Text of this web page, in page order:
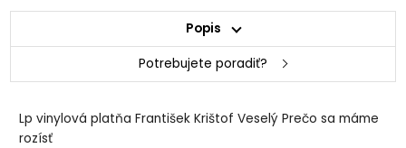
Popis
Potrebujete poradiť?
Lp vinylová platňa František Krištof Veselý Prečo sa máme
rozísť